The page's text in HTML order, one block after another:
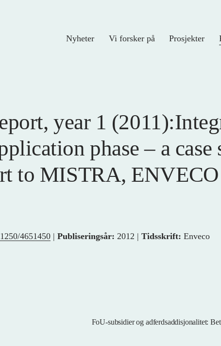
Nyheter Vi forsker på Prosjekter
year 1
phase – a case
to MISTRA,
4651450 |Publiseringsår: 2012 |Tidsskrift: Enveco
N
FoU-subsidier og adferdsaddisjonalitet: